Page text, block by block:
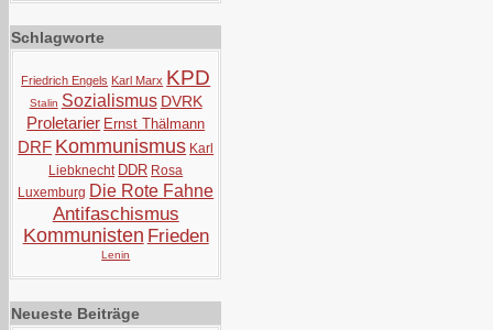
Schlagworte
Friedrich Engels Karl Marx KPD
Stalin Sozialismus DVRK
Proletarier Ernst Thälmann
DRF Kommunismus Karl
Liebknecht DDR Rosa
Luxemburg Die Rote Fahne
Antifaschismus
Kommunisten Frieden
Lenin
Neueste Beiträge